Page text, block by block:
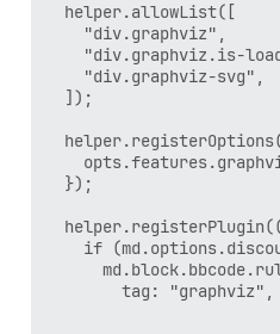
  helper.allowList([
    "div.graphviz",
"div.graphviz.is-
    "div.graphviz-svg",
  ]);
  });
if
        tag: "graphviz",